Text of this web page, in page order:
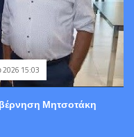
15:03
Μητσοτάκη